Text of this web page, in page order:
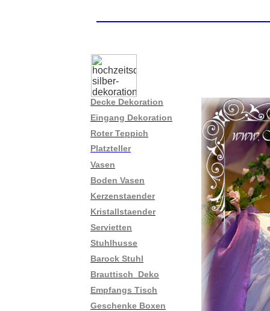
Decke Dekoration
Eingang Dekoration
Roter Teppich
Platzteller
Vasen
Boden Vasen
Kerzenstaender
Kristallstaender
Servietten
Stuhlhusse
Barock Stuhl
Brauttisch Deko
Empfangs Tisch
Geschenke Boxen